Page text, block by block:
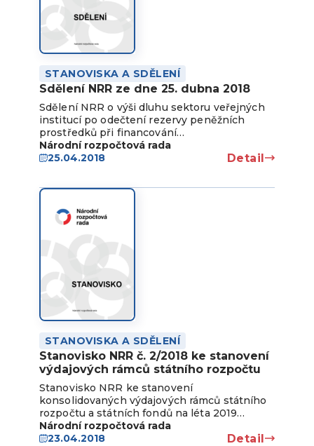
STANOVISKA A SDĚLENÍ
Sdělení NRR ze dne 25. dubna 2018
Sdělení NRR o výši dluhu sektoru veřejných
institucí po odečtení rezervy peněžních
prostředků při financování…
Národní rozpočtová rada
25.04.2018
Detail
STANOVISKA A SDĚLENÍ
Stanovisko NRR č. 2/2018 ke stanovení
výdajových rámců státního rozpočtu
Stanovisko NRR ke stanovení
konsolidovaných výdajových rámců státního
rozpočtu a státních fondů na léta 2019…
Národní rozpočtová rada
23.04.2018
Detail